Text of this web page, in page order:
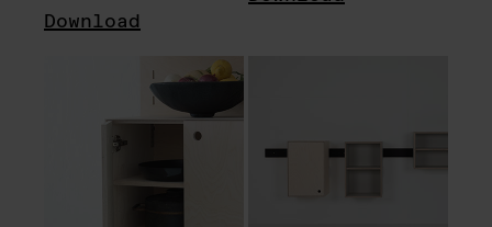
Download